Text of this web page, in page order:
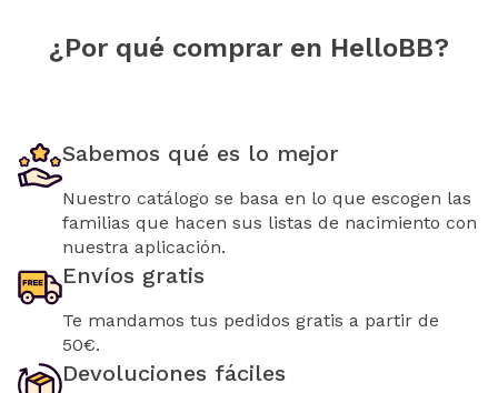
¿Por qué comprar en HelloBB?
Sabemos qué es lo mejor
Nuestro catálogo se basa en lo que escogen las
familias que hacen sus listas de nacimiento con
nuestra aplicación.
Envíos gratis
Te mandamos tus pedidos gratis a partir de
50€.
Devoluciones fáciles